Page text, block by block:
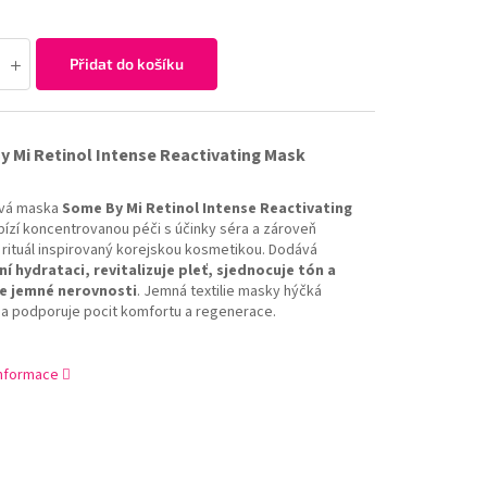
Přidat do košíku
Mi Retinol Intense Reactivating Mask
maska Some By Mi Retinol Intense Reactivating
koncentrovanou péči s účinky séra a zároveň
inspirovaný korejskou kosmetikou. Dodává
hydrataci, revitalizuje pleť, sjednocuje tón a
jemné nerovnosti. Jemná textilie masky hýčká
podporuje pocit komfortu a regenerace.